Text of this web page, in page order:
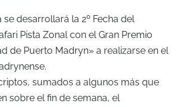
se desarrollará la 2º Fecha del
Pista Zonal con el Gran Premio
de Puerto Madryn» a realizarse en el
sumados a algunos más que
sobre el fin de semana, el